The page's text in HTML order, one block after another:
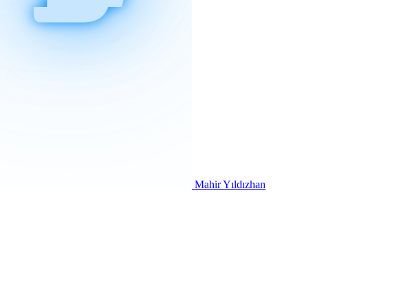
Mahir Yıldızhan